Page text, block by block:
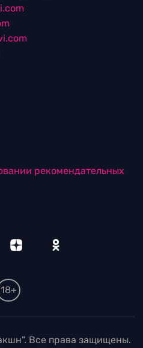
рекомендательных
18+
Все права защищены.